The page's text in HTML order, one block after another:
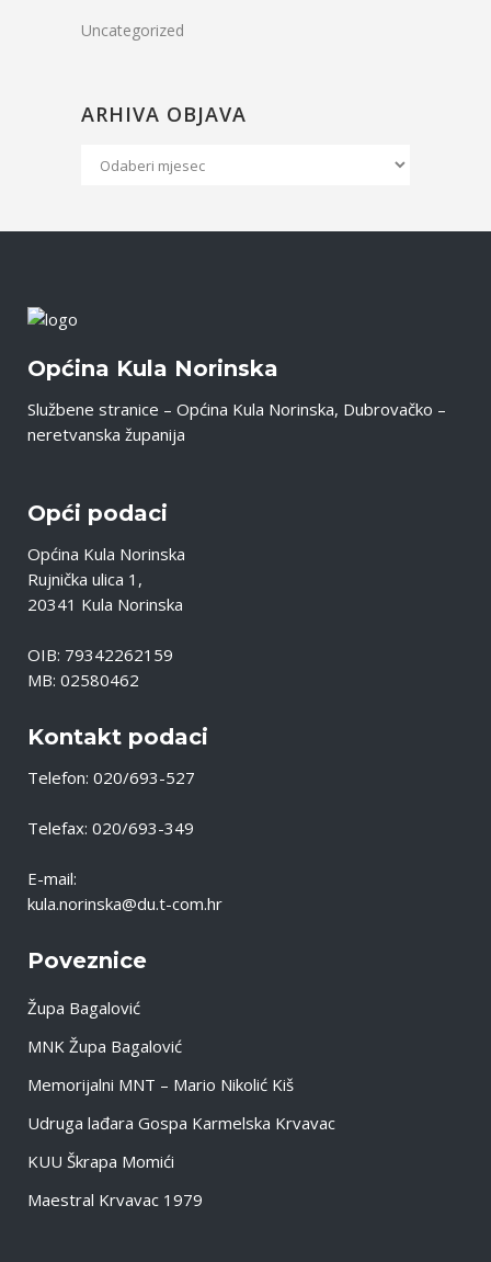
Uncategorized
ARHIVA OBJAVA
Arhiva
Općina Kula Norinska
Službene stranice – Općina Kula Norinska, Dubrovačko –
neretvanska županija
Opći podaci
Općina Kula Norinska
Rujnička ulica 1,
20341 Kula Norinska
OIB: 79342262159
MB: 02580462
Kontakt podaci
Telefon: 020/693-527
Telefax: 020/693-349
E-mail:
kula.norinska@du.t-com.hr
Poveznice
Župa Bagalović
MNK Župa Bagalović
Memorijalni MNT – Mario Nikolić Kiš
Udruga lađara Gospa Karmelska Krvavac
KUU Škrapa Momići
Maestral Krvavac 1979